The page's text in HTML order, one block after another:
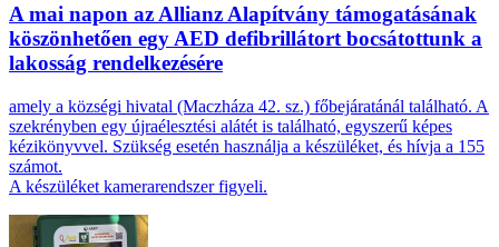
A mai napon az Allianz Alapítvány támogatásának
köszönhetően egy AED defibrillátort bocsátottunk a
lakosság rendelkezésére
amely a községi hivatal (Maczháza 42. sz.) főbejáratánál található. A
szekrényben egy újraélesztési alátét is található, egyszerű képes
kézikönyvvel. Szükség esetén használja a készüléket, és hívja a 155
számot.
A készüléket kamerarendszer figyeli.